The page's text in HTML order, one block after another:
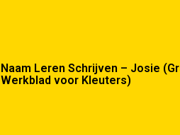
Naam Leren Schrijven – Josie
Werkblad voor Kleuters)